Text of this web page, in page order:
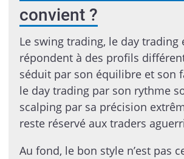
convient ?
Le swing trading, le day trading
répondent à des profils
séduit par son équilibre et son
le day trading par son rythme
scalping par sa précision
reste réservé aux traders
Au fond, le bon style n’est pas